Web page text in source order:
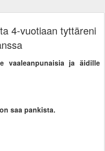
4-vuotiaan tyttäreni
vaaleanpunaisia ja äidille
saa pankista.